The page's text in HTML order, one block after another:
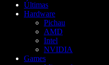
Últimas
Hardware
Pichau
AMD
Intel
NVIDIA
Games